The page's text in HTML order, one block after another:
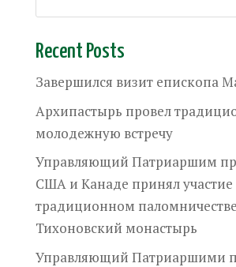
Recent Posts
Завершился визит епископа
Архипастырь провел
молодежную встречу
Управляющий Патриаршим
США и Канаде принял участие
традиционном
Тихоновский монастырь
Управляющий Патриаршими